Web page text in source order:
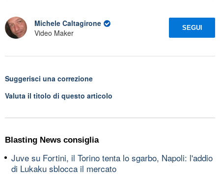
Michele Caltagirone
Video Maker
SEGUI
Suggerisci una correzione
Valuta il titolo di questo articolo
Blasting News consiglia
Juve su Fortini, il Torino tenta lo sgarbo, Napoli: l'addio
di Lukaku sblocca il mercato